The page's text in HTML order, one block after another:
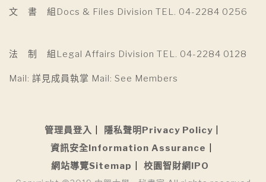
文 書 組Docs & Files Division TEL. 04-2284 0256
法 制 組Legal Affairs Division TEL. 04-2284 0128
Mail: 詳見成員執掌 Mail: See Members
管理員登入
隱私聲明Privacy Policy
資訊安全Information Assurance
網站導覽Sitemap
校園智財網IPO